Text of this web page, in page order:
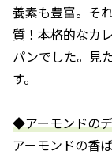
養素も豊富。そ
質！本格的なカ
パンでした。見
す。
◆アーモンドのデ
アーモンドの香